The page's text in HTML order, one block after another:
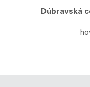
Dúbravská